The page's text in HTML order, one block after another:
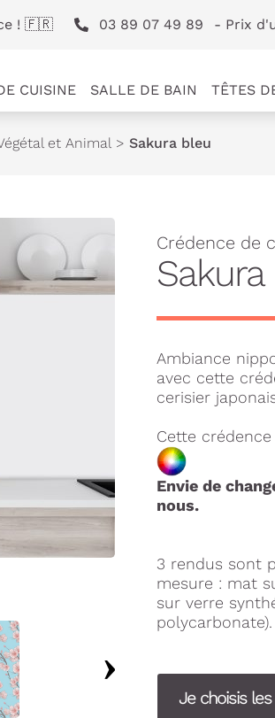
! 🇫🇷 03 89 07 49 89 - Prix
CUISINE SALLE DE BAIN TÊTES
et Animal > Sakura bleu
Crédence de
Ambiance
avec cette
cerisier
Cette
Envie de
nous.
3 rendus sont
mesure : mat
sur verre
polycarbonate).
Je choisis